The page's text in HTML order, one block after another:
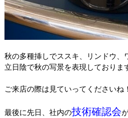
秋の多種挿しでススキ、リンドウ、
立日陰で秋の写景を表現しておりま
ご来店の際は見ていってくださいね！
最後に先日、社内の技術確認会